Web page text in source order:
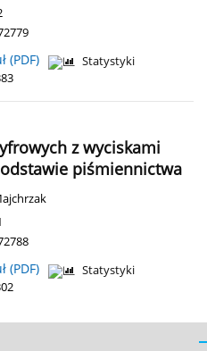
(PDF)
Statystyki
z wyciskami
piśmiennictwa
(PDF)
Statystyki